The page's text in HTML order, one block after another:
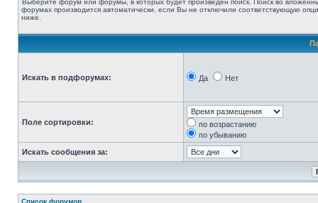
Выберите форум или форумы, в которых будет произведен поиск. Поиск во
форумах производится автоматически, если Вы не отключили соответствующую
ниже.
Искать в подфорумах: Да Нет
Поле сортировки:
по возрастанию
по убыванию
Искать сообщения за:
Список форумов